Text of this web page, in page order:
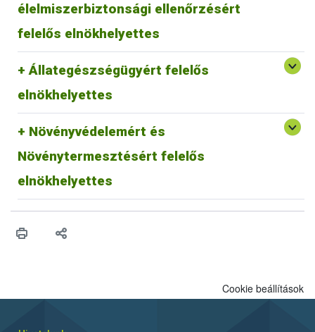
élelmiszerbiztonsági ellenőrzésért
felelős elnökhelyettes
Állategészségügyért felelős
elnökhelyettes
Növényvédelemért és
Növénytermesztésért felelős
elnökhelyettes
Cookie beállítások